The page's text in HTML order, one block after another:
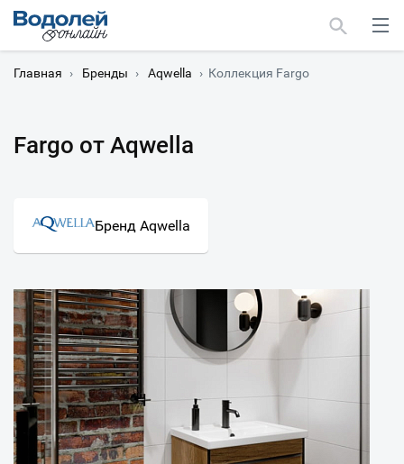
Главная › Бренды › Aqwella › Коллекция Fargo
Fargo от Aqwella
Бренд Aqwella